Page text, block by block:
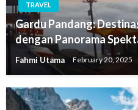
TRAVEL
Gardu Pandang:
dengan Panorama
Fahmi Utama February 20, 2025